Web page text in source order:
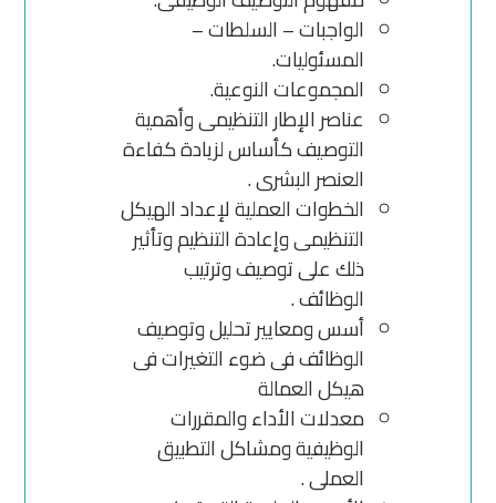
الواجبات – السلطات –
المسئوليات.
المجموعات النوعية.
عناصر الإطار التنظيمى وأهمية
التوصيف كأساس لزيادة كفاءة
العنصر البشرى .
الخطوات العملية لإعداد الهيكل
التنظيمى وإعادة التنظيم وتأثير
ذلك على توصيف وترتيب
الوظائف .
أسس ومعايير تحليل وتوصيف
الوظائف فى ضوء التغيرات فى
هيكل العمالة
معدلات الأداء والمقررات
الوظيفية ومشاكل التطبيق
العملى .